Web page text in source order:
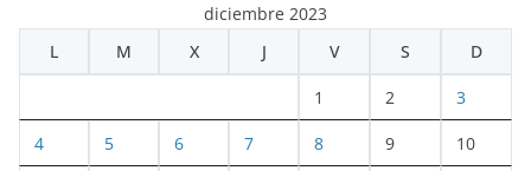
diciembre 2023
L
M X J V S D
1 2 3
4 5 6 7 8 9 10